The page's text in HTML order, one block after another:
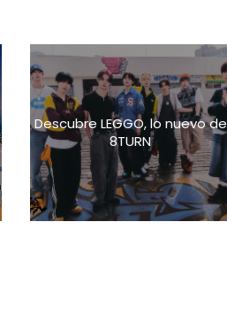
Descubre LEGGO, lo nuevo de
8TURN